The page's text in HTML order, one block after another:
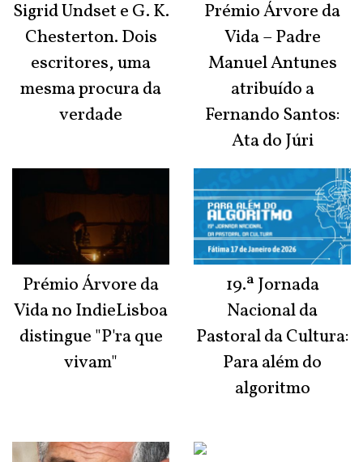
Sigrid Undset e G. K.
Chesterton. Dois
escritores, uma
mesma procura da
verdade
Prémio Árvore da
Vida no IndieLisboa
distingue "P'ra que
vivam"
Prémio Árvore da
Vida – Padre
Manuel Antunes
atribuído a
Fernando Santos:
Ata do Júri
19.ª Jornada
Nacional da
Pastoral da Cultura:
Para além do
algoritmo